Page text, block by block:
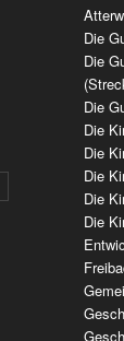
Die
Die
Die
Die
Die
Die
Die
Die